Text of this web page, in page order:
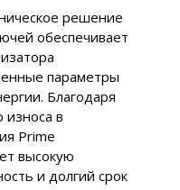
решение
обеспечивает
параметры
Благодаря
износа в
Prime
высокую
и долгий срок